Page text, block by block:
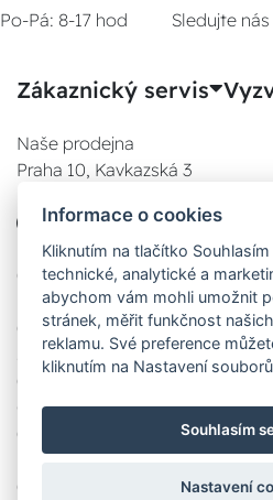
Po-Pá: 8-17 hod
Sledujte nás
Zákaznický servis
Naše prodejna
Praha 10, Kavkazská 3
777 780 841
08:00 - 17:00
08:00 - 17:00
08:00 - 17:00
Čt:
08:00 - 17:00
08:00 - 17:00
Informace o cookies
Kliknutím na tlačítko
technické, analytické a
abychom vám mohli umožnit
stránek, měřit funkčnost
reklamu. Své preference
kliknutím na Nastavení
Souhlasím
Nastavení